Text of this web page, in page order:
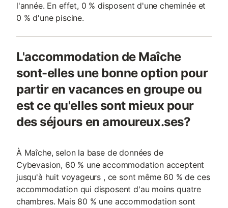
l'année. En effet, 0 % disposent d'une cheminée et
0 % d'une piscine.
L'accommodation de Maîche
sont-elles une bonne option pour
partir en vacances en groupe ou
est ce qu'elles sont mieux pour
des séjours en amoureux.ses?
À Maîche, selon la base de données de
Cybevasion, 60 % une accommodation acceptent
jusqu'à huit voyageurs , ce sont même 60 % de ces
accommodation qui disposent d'au moins quatre
chambres. Mais 80 % une accommodation sont